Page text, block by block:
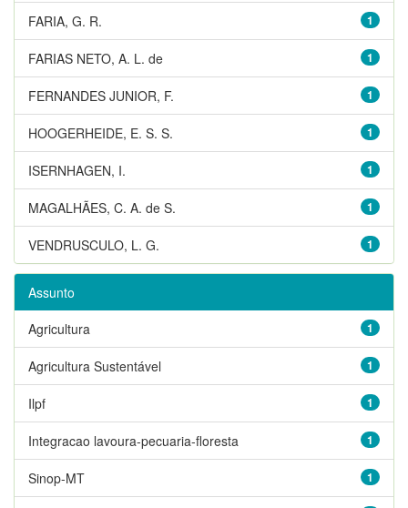
1
FARIA, G. R.
1
FARIAS NETO, A. L. de
1
FERNANDES JUNIOR, F.
1
HOOGERHEIDE, E. S. S.
1
ISERNHAGEN, I.
1
MAGALHÃES, C. A. de S.
1
VENDRUSCULO, L. G.
Assunto
1
Agricultura
1
Agricultura Sustentável
1
Ilpf
1
Integracao lavoura-pecuaria-floresta
1
Sinop-MT